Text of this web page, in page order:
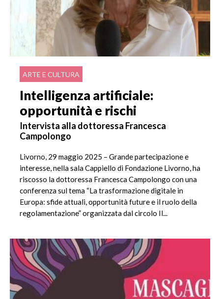
ARTE E CULTURA
Intelligenza artificiale:
opportunità e rischi
Intervista alla dottoressa Francesca
Campolongo
Livorno, 29 maggio 2025 – Grande partecipazione e
interesse, nella sala Cappiello di Fondazione Livorno, ha
riscosso la dottoressa Francesca Campolongo con una
conferenza sul tema “La trasformazione digitale in
Europa: sfide attuali, opportunità future e il ruolo della
regolamentazione” organizzata dal circolo Il...